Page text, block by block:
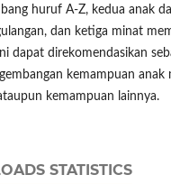
huruf A-Z, kedua anak
dan ketiga minat
dapat direkomendasikan
kemampuan anak
kemampuan lainnya.
STATISTICS